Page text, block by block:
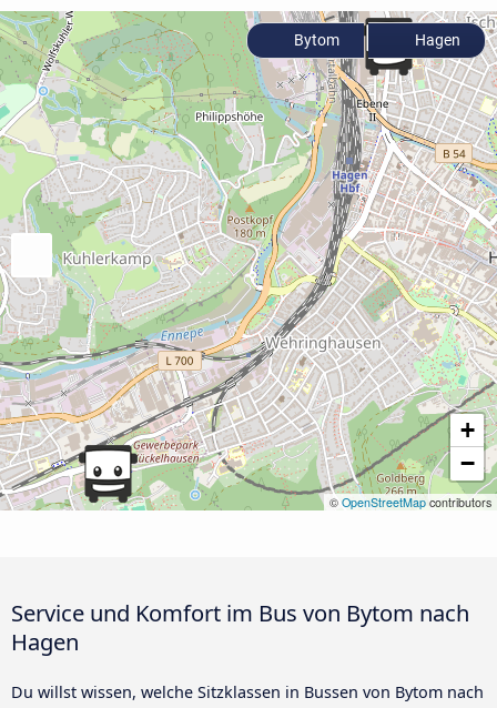
+
−
© OpenStreetMapcontributors
Bytom Hagen
Service und Komfort im Bus von Bytom nach
Hagen
Du willst wissen, welche Sitzklassen in Bussen von Bytom nach